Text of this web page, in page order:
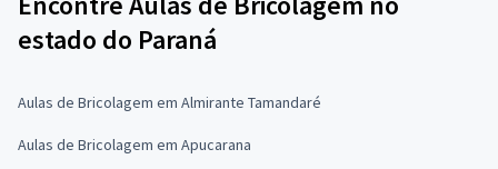
estado do Paraná
Aulas de Bricolagem em Almirante Tamandaré
Aulas de Bricolagem em Apucarana